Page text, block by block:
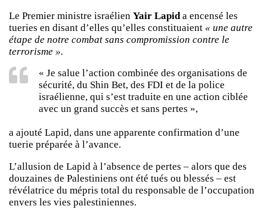
Le Premier ministre israélien Yair Lapid a encensé les
tueries en disant d’elles qu’elles constituaient « une autre
étape de notre combat sans compromission contre le
terrorisme ».
« Je salue l’action combinée des organisations de
sécurité, du Shin Bet, des FDI et de la police
israélienne, qui s’est traduite en une action ciblée
avec un grand succès et sans pertes »,
a ajouté Lapid, dans une apparente confirmation d’une
tuerie préparée à l’avance.
L’allusion de Lapid à l’absence de pertes – alors que des
douzaines de Palestiniens ont été tués ou blessés – est
révélatrice du mépris total du responsable de l’occupation
envers les vies palestiniennes.